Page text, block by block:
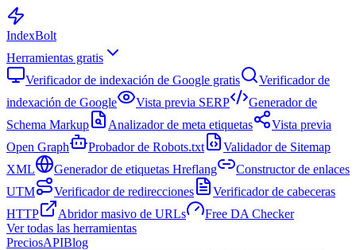
IndexBolt
Herramientas gratis
Verificador de indexación de Google gratis
Verificador de
indexación de Google
Vista previa SERP
Generador de
Schema Markup
Analizador de meta etiquetas
Vista previa
Open Graph
Probador de Robots.txt
Validador de Sitemap
XML
Generador de etiquetas Hreflang
Constructor de enlaces
UTM
Verificador de redirecciones
Verificador de cabeceras
HTTP
Abridor masivo de URLs
Free DA Checker
Ver todas las herramientas
PreciosAPIBlog